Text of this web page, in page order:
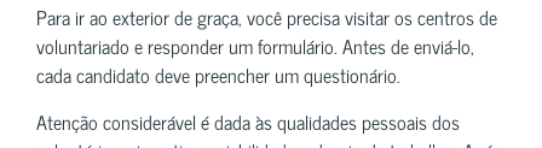
Para ir ao exterior de graça, você precisa visitar os centros de
voluntariado e responder um formulário. Antes de enviá-lo,
cada candidato deve preencher um questionário.
Atenção considerável é dada às qualidades pessoais dos